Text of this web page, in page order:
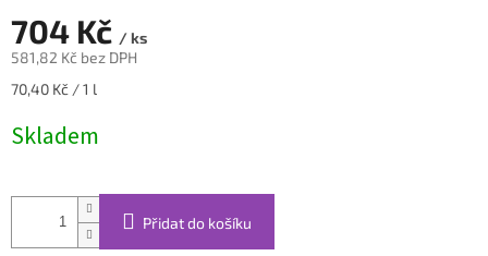
704 Kč / ks
581,82 Kč bez DPH
Měrná
70,40 Kč / 1 l
Skladem
Přidat do košíku